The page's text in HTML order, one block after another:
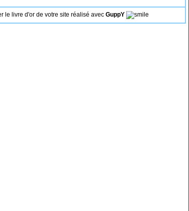
le livre d'or de votre site réalisé avec GuppY